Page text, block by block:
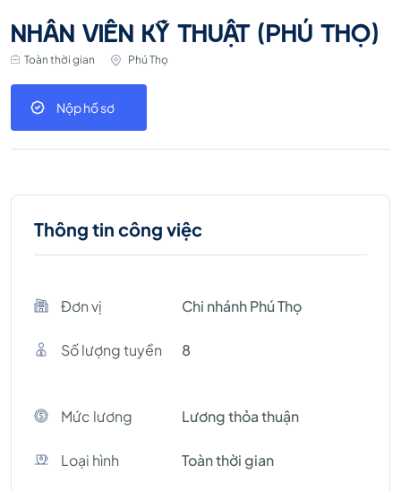
NHÂN VIÊN KỸ THUẬT (PHÚ THỌ)
Toàn thời gian Phú Thọ
Nộp hồ sơ
Thông tin công việc
Đơn vị Chi nhánh Phú Thọ
Số lượng tuyền 8
Mức lương Lương thỏa thuận
Loại hình Toàn thời gian